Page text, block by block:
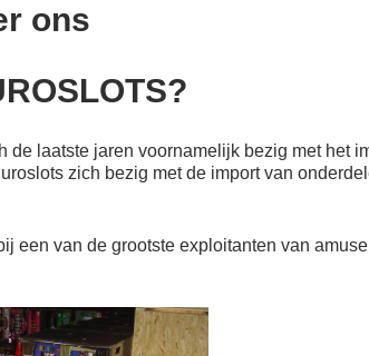
ons
laatste jaren voornamelijk bezig met het
zich bezig met de import van
een van de grootste exploitanten van